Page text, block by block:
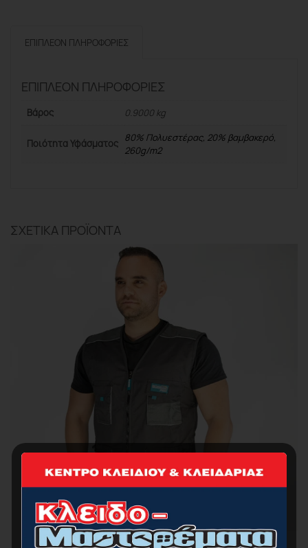
M/50ΕΠΙΠΛΈΟΝ ΠΛΗΡΟΦΟΡΊΕΣ
ΕΠΙΠΛΈΟΝ ΠΛΗΡΟΦΟΡΊΕΣ
Βάρος 0.9000 kg
Ποιότητα Υφάσματος 80% Πολυεστέρας, 20% βαμβακερό,
260g/m2
ΣΧΕΤΙΚΆ ΠΡΟΪΌΝΤΑ